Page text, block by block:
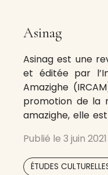
Asinag
Asinag est une
et éditée par
Amazighe
promotion de la
amazighe, elle
Publié le 3 juin 2021
ÉTUDES